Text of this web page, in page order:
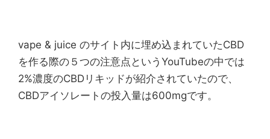
vape & juice のサイト内に埋め込まれていたCBD
を作る際の５つの注意点というYouTubeの中では
2%濃度のCBDリキッドが紹介されていたので、
CBDアイソレートの投入量は600mgです。